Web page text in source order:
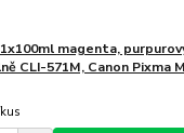
magenta,
CLI-571M, Canon Pixma
kus